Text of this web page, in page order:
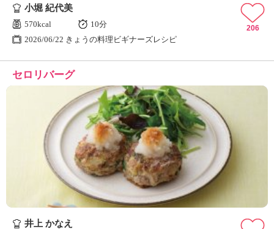
小堀 紀代美
570kcal
10分
2026/06/22 きょうの料理ビギナーズレシピ
206
セロリバーグ
井上 かなえ